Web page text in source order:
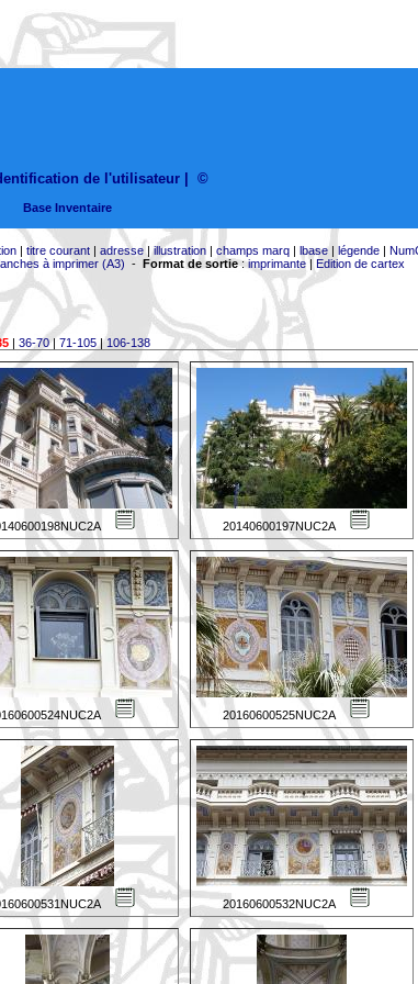
de l'utilisateur ©
Base Inventaire
| titre courant| adresse|illustration| champs marq| lbase| légende|
à imprimer (A3) - Format de sortie:imprimante| Edition de cartex
| 36-70| 71-105|106-138
20140600197NUC2A
20160600525NUC2A
20160600532NUC2A